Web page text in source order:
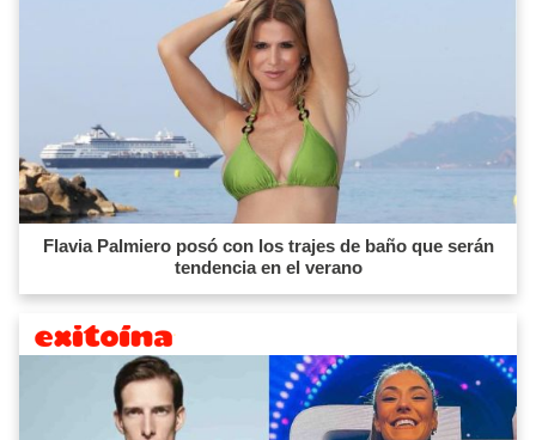
Flavia Palmiero posó con los trajes de baño que serán
tendencia en el verano